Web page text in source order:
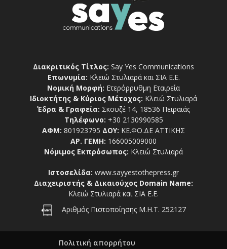
Διακριτικός Τίτλος: Say Yes Communications
Επωνυμία: Κλειώ Στυλιαρά και ΣΙΑ Ε.Ε.
Νομική Μορφή: Ετερόρρυθμη Εταιρεία
Ιδιοκτήτης & Κύριος Μέτοχος: Κλειώ Στυλιαρά
Έδρα & Γραφεία: Σκουζέ 14, 18536 Πειραιάς
Τηλέφωνο: +30 2130990585
ΑΦΜ: 801923795 ΔΟΥ: ΚΕ.ΦΟ.ΔΕ ΑΤΤΙΚΗΣ
ΑΡ. ΓΕΜΗ: 166005009000
Νόμιμος Εκπρόσωπος: Κλειώ Στυλιαρά
Ιστοσελίδα: www.sayyestothepress.gr
Διαχειριστής & Δικαιούχος Domain Name:
Κλειώ Στυλιαρά και ΣΙΑ Ε.Ε.
Αριθμός Πιστοποίησης Μ.Η.Τ. 252127
Πολιτική απορρήτου